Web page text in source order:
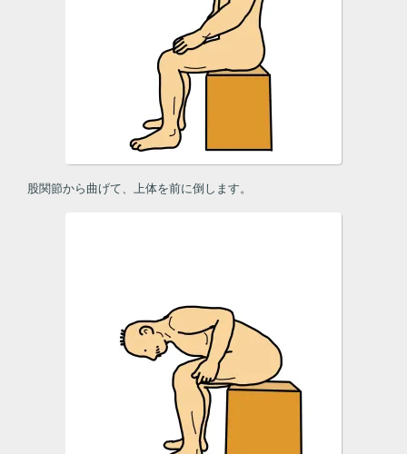
股関節から曲げて、上体を前に倒します。